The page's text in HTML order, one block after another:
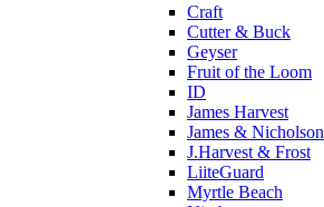
Craft
Cutter & Buck
Geyser
Fruit of the Loom
ID
James Harvest
James & Nicholson
J.Harvest & Frost
LiiteGuard
Myrtle Beach